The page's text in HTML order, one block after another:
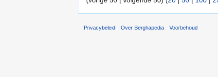
Privacybeleid Over Berghapedia Voorbehoud